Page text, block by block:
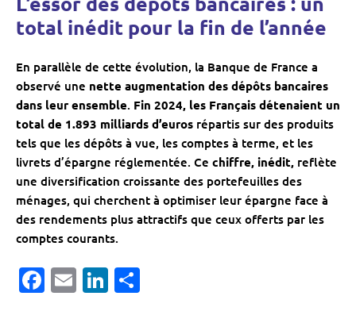
total inédit pour la fin de l’année
En parallèle de cette évolution, la Banque de France a
observé une nette augmentation des dépôts bancaires
dans leur ensemble. Fin 2024, les Français détenaient un
total de 1.893 milliards d’euros répartis sur des produits
tels que les dépôts à vue, les comptes à terme, et les
livrets d’épargne réglementée. Ce chiffre, inédit, reflète
une diversification croissante des portefeuilles des
ménages, qui cherchent à optimiser leur épargne face à
des rendements plus attractifs que ceux offerts par les
comptes courants.
Facebook
EmailLinkedIn